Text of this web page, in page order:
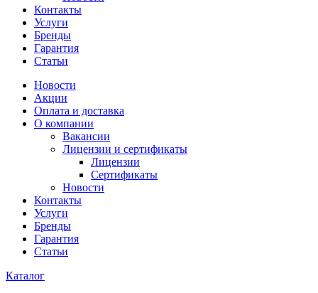
Контакты
Услуги
Бренды
Гарантия
Статьи
Новости
Акции
Оплата и доставка
О компании
Вакансии
Лицензии и сертификаты
Лицензии
Сертификаты
Новости
Контакты
Услуги
Бренды
Гарантия
Статьи
Каталог